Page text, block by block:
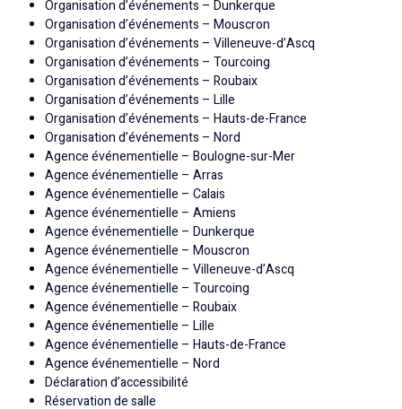
Organisation d’événements – Dunkerque
Organisation d’événements – Mouscron
Organisation d’événements – Villeneuve-d’Ascq
Organisation d’événements – Tourcoing
Organisation d’événements – Roubaix
Organisation d’événements – Lille
Organisation d’événements – Hauts-de-France
Organisation d’événements – Nord
Agence événementielle – Boulogne-sur-Mer
Agence événementielle – Arras
Agence événementielle – Calais
Agence événementielle – Amiens
Agence événementielle – Dunkerque
Agence événementielle – Mouscron
Agence événementielle – Villeneuve-d’Ascq
Agence événementielle – Tourcoing
Agence événementielle – Roubaix
Agence événementielle – Lille
Agence événementielle – Hauts-de-France
Agence événementielle – Nord
Déclaration d’accessibilité
Réservation de salle